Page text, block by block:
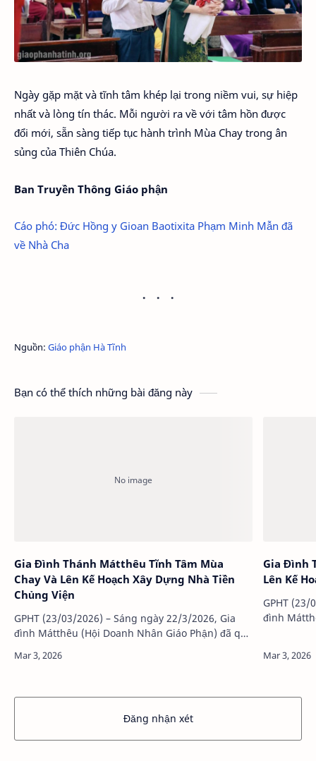
Ngày gặp mặt và tĩnh tâm khép lại trong niềm vui, sự hiệp
nhất và lòng tín thác. Mỗi người ra về với tâm hồn được
đổi mới, sẵn sàng tiếp tục hành trình Mùa Chay trong ân
sủng của Thiên Chúa.
Ban Truyền Thông Giáo phận
Cáo phó: Đức Hồng y Gioan Baotixita Phạm Minh Mẫn đã
về Nhà Cha
Nguồn: Giáo phận Hà Tĩnh
Bạn có thể thích những bài đăng này
Gia Đình Thánh Mátthêu Tĩnh Tâm Mùa
Chay Và Lên Kế Hoạch Xây Dựng Nhà Tiền
Chủng Viện
GPHT (23/03/2026) – Sáng ngày 22/3/2026, Gia
đình Mátthêu (Hội Doanh Nhân Giáo Phận) đã quy
Mùa Chay Thánh, đồng thời cùng nhau…
Gia Đình
Lên Kế
GPHT
đình
Đăng nhận xét